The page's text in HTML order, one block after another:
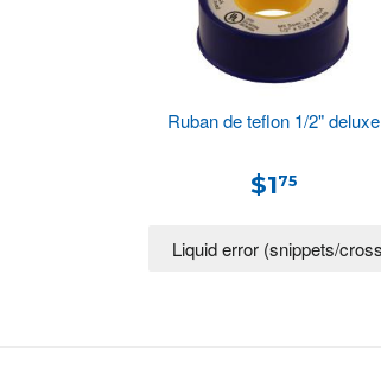
Ruban de teflon 1/2" deluxe
$175